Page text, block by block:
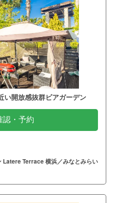
い開放感抜群ビアガーデン
認・予約
Latere Terrace 横浜／みなとみらい